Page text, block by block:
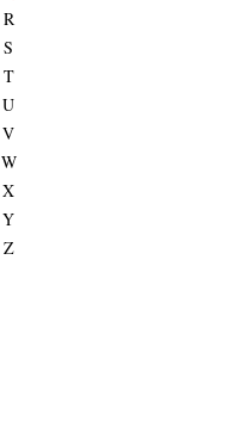
R
S
T
U
V
W
X
Y
Z